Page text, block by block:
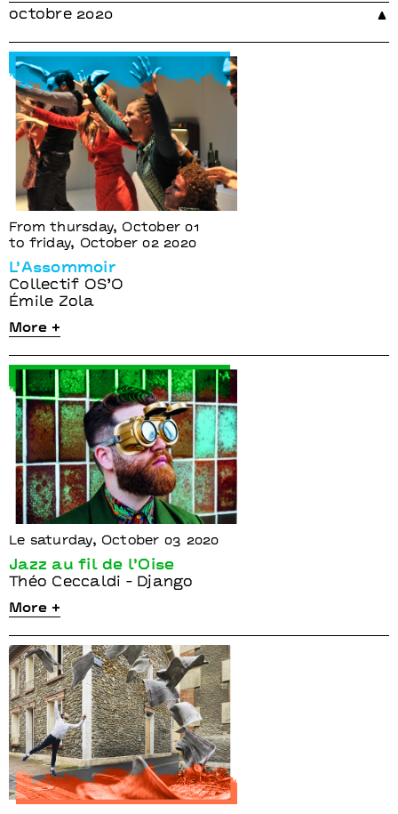
octobre 2020
From thursday, October 01
to friday, October 02 2020
L’Assommoir
Collectif OS’O
Émile Zola
More +
Le saturday, October 03 2020
Jazz au fil de l’Oise
Théo Ceccaldi - Django
More +